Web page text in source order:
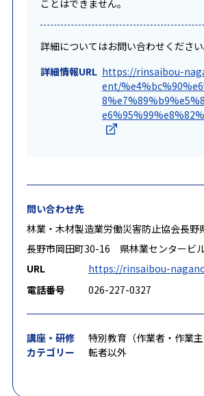
ことはできません。
詳細についてはお問い合わせください
詳細情報URL https://rinsaibou-
ent/
問い合わせ先
林業・木材製造業労働災害防止協会長野
長野市岡田町30-16 県林業センタービ
URL
https://rinsaibou-
電話番号
026-227-0327
講座・研修
カテゴリー
特別教育（作業者・作業
転者以外